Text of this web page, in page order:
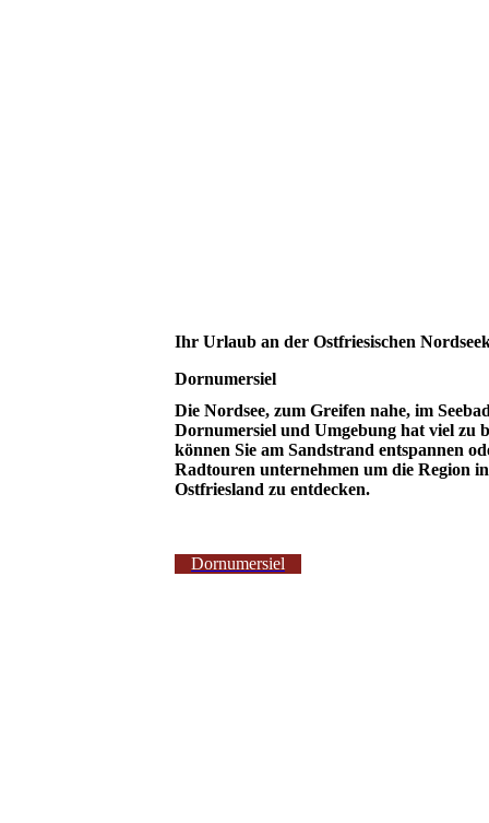
Ihr Urlaub an der Ostfriesischen
Dornumersiel
Die Nordsee, zum Greifen nahe, im
Dornumersiel und Umgebung hat viel zu
können Sie am Sandstrand entspannen
Radtouren unternehmen um die Region in
Ostfriesland zu entdecken.
Dornumersiel